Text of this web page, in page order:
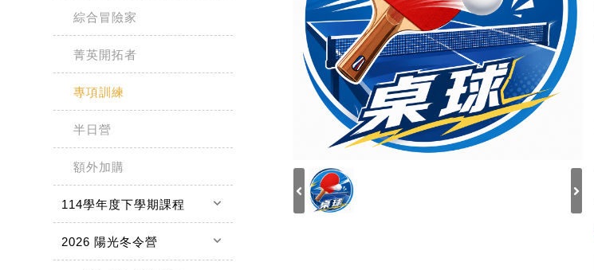
綜合冒險家
菁英開拓者
專項訓練
半日營
額外加購
114學年度下學期課程 keyboard_arrow_down
2026 陽光冬令營 keyboard_arrow_down